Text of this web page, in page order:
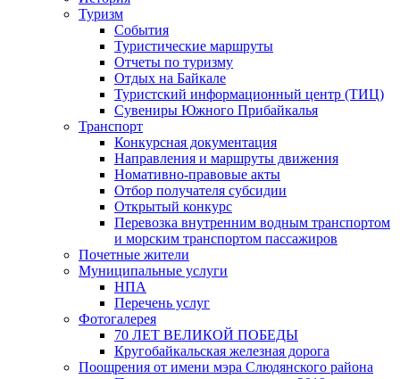
Туризм
События
Туристические маршруты
Отчеты по туризму
Отдых на Байкале
Туристский информационный центр (ТИЦ)
Сувениры Южного Прибайкалья
Транспорт
Конкурсная документация
Направления и маршруты движения
Номативно-правовые акты
Отбор получателя субсидии
Открытый конкурс
Перевозка внутренним водным транспортом
и морским транспортом пассажиров
Почетные жители
Муниципальные услуги
НПА
Перечень услуг
Фотогалерея
70 ЛЕТ ВЕЛИКОЙ ПОБЕДЫ
Кругобайкальская железная дорога
Поощрения от имени мэра Слюдянского района